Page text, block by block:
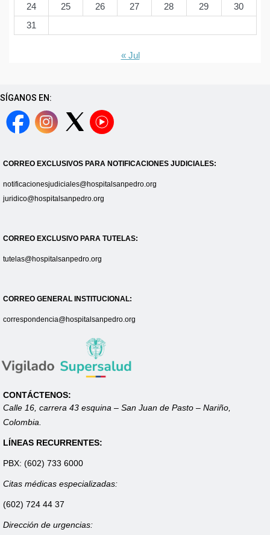
24
25 26 27 28 29
30
31
« Jul
SÍGANOS EN:
CORREO EXCLUSIVOS PARA NOTIFICACIONES JUDICIALES:
notificacionesjudiciales@hospitalsanpedro.org
juridico@hospitalsanpedro.org
CORREO EXCLUSIVO PARA TUTELAS:
tutelas@hospitalsanpedro.org
CORREO GENERAL INSTITUCIONAL:
correspondencia@hospitalsanpedro.org
CONTÁCTENOS:
Calle 16, carrera 43 esquina – San Juan de Pasto – Nariño,
Colombia.
LÍNEAS RECURRENTES:
PBX: (602) 733 6000
Citas médicas especializadas:
(602) 724 44 37
Dirección de urgencias: